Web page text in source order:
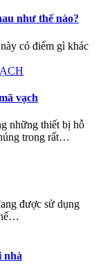
như thế nào?
có điểm gì khác
vạch
những thiết bị hỗ
trong rất…
được sử dụng
nhà